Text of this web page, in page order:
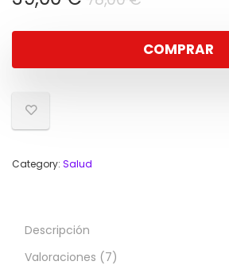
original
era:
actual
es:
COMPRAR
Category: Salud
Descripción
Valoraciones (7)